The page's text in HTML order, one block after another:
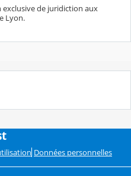
de juridiction aux
Lyon.
Données personnelles